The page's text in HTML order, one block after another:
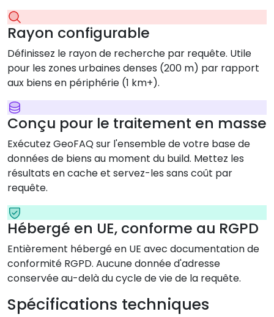
Rayon configurable
Définissez le rayon de recherche par requête. Utile
pour les zones urbaines denses (200 m) par rapport
aux biens en périphérie (1 km+).
Conçu pour le traitement en masse
Exécutez GeoFAQ sur l'ensemble de votre base de
données de biens au moment du build. Mettez les
résultats en cache et servez-les sans coût par
requête.
Hébergé en UE, conforme au RGPD
Entièrement hébergé en UE avec documentation de
conformité RGPD. Aucune donnée d'adresse
conservée au-delà du cycle de vie de la requête.
Spécifications techniques